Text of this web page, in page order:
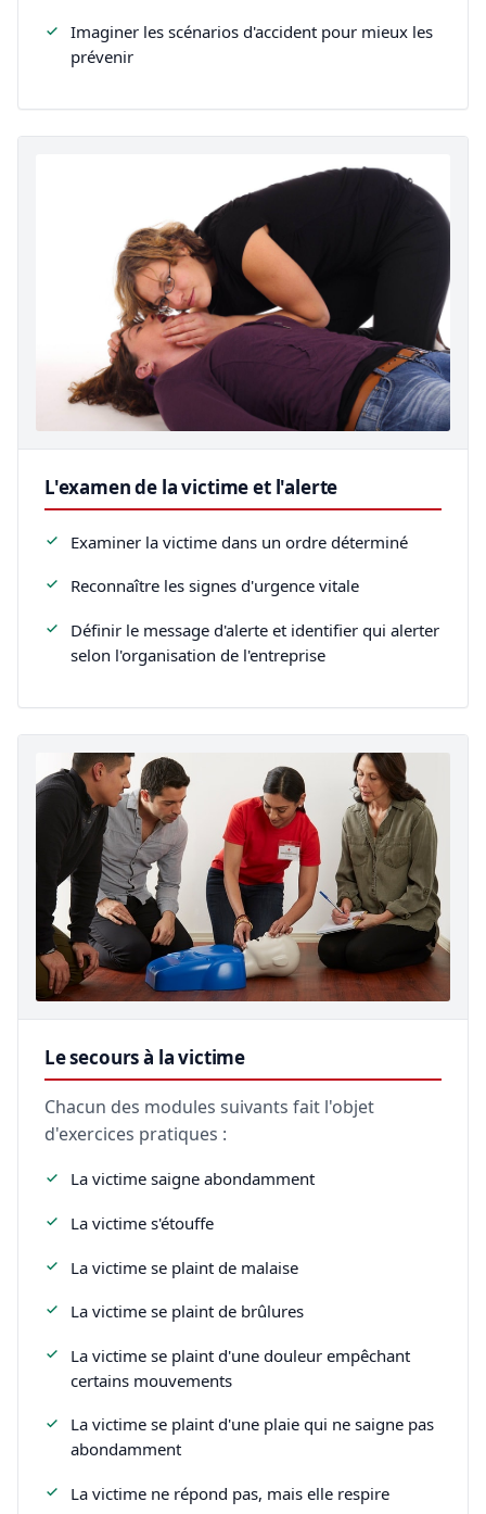
Imaginer les scénarios d'accident pour mieux les
prévenir
L'examen de la victime et l'alerte
Examiner la victime dans un ordre déterminé
Reconnaître les signes d'urgence vitale
Définir le message d'alerte et identifier qui alerter
selon l'organisation de l'entreprise
Le secours à la victime
Chacun des modules suivants fait l'objet
d'exercices pratiques :
La victime saigne abondamment
La victime s'étouffe
La victime se plaint de malaise
La victime se plaint de brûlures
La victime se plaint d'une douleur empêchant
certains mouvements
La victime se plaint d'une plaie qui ne saigne pas
abondamment
La victime ne répond pas, mais elle respire